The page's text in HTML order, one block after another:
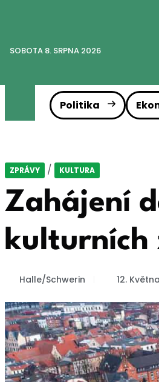
SOBOTA 8. SRPNA 2026
Politika
ZPRÁVY / KULTURA
Zahájení
kulturních
Halle/Schwerin 12.